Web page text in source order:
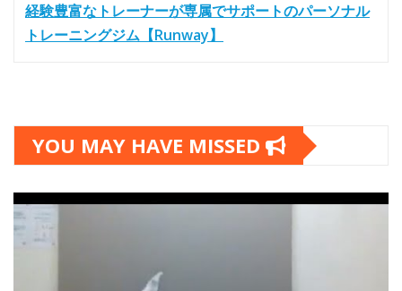
経験豊富なトレーナーが専属でサポートのパーソナル
トレーニングジム【Runway】
YOU MAY HAVE MISSED